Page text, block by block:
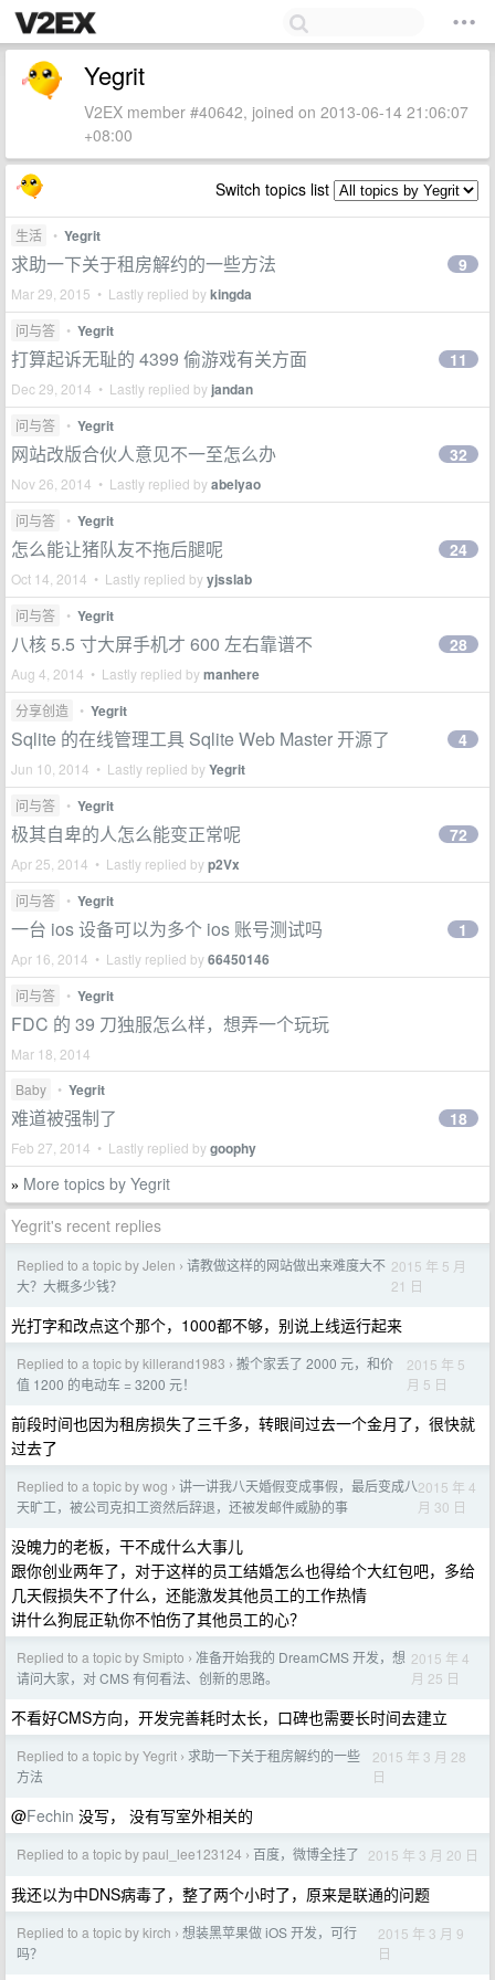
Yegrit
V2EX member #40642, joined on 2013-06-14 21:06:07
+08:00
Switch topics list
生活 • Yegrit
求助一下关于租房解约的一些方法
Mar 29, 2015 • Lastly replied bykingda
9
问与答 • Yegrit
打算起诉无耻的 4399 偷游戏有关方面
Dec 29, 2014 • Lastly replied by jandan
11
问与答 • Yegrit
网站改版合伙人意见不一至怎么办
Nov 26, 2014 • Lastly replied byabelyao
32
问与答 • Yegrit
怎么能让猪队友不拖后腿呢
Oct 14, 2014 • Lastly replied byyjsslab
24
问与答 • Yegrit
八核 5.5 寸大屏手机才 600 左右靠谱不
Aug 4, 2014 • Lastly replied bymanhere
28
分享创造 • Yegrit
Sqlite 的在线管理工具 Sqlite Web Master 开源了
Jun 10, 2014 • Lastly replied byYegrit
4
问与答 • Yegrit
极其自卑的人怎么能变正常呢
Apr 25, 2014 • Lastly replied byp2Vx
72
问与答 • Yegrit
一台 ios 设备可以为多个 ios 账号测试吗
Apr 16, 2014 • Lastly replied by66450146
1
问与答 • Yegrit
FDC 的 39 刀独服怎么样，想弄一个玩玩
Mar 18, 2014
Baby
• Yegrit
难道被强制了
Feb 27, 2014 • Lastly replied bygoophy
18
» More topics by Yegrit
Yegrit's recent replies
Replied to a topic by Jelen › 请教做这样的网站做出来难度大不
大？大概多少钱？
2015 年 5 月
21 日
光打字和改点这个那个，1000都不够，别说上线运行起来
Replied to a topic by killerand1983 › 搬个家丢了 2000 元，和价
值 1200 的电动车 = 3200 元！
2015 年 5
月 5 日
前段时间也因为租房损失了三千多，转眼间过去一个金月了，很快就
过去了
Replied to a topic by wog › 讲一讲我八天婚假变成事假，最后变成八
天旷工，被公司克扣工资然后辞退，还被发邮件威胁的事
2015 年 4
月 30 日
没魄力的老板，干不成什么大事儿
跟你创业两年了，对于这样的员工结婚怎么也得给个大红包吧，多给
几天假损失不了什么，还能激发其他员工的工作热情
讲什么狗屁正轨你不怕伤了其他员工的心？
Replied to a topic by Smipto › 准备开始我的 DreamCMS 开发，想
请问大家，对 CMS 有何看法、创新的思路。
2015 年 4
月 25 日
不看好CMS方向，开发完善耗时太长，口碑也需要长时间去建立
Replied to a topic by Yegrit › 求助一下关于租房解约的一些
方法
2015 年 3 月 28
日
@Fechin 没写， 没有写室外相关的
Replied to a topic by paul_lee123124 › 百度，微博全挂了 2015 年 3 月 20 日
我还以为中DNS病毒了，整了两个小时了，原来是联通的问题
Replied to a topic by kirch › 想装黑苹果做 iOS 开发，可行
吗？
2015 年 3 月 9
日